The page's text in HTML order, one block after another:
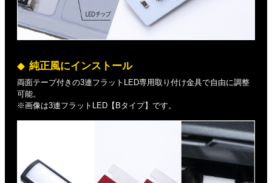
純正風にインストール
両面テープ付きの3連フラットLED専用取り付け金具で自由に調整
可能。
※画像は3連フラットLED【Bタイプ】です。